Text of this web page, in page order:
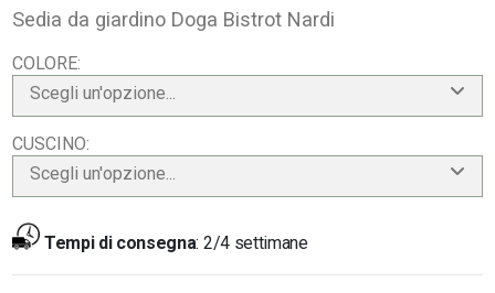
Sedia da giardino Doga Bistrot Nardi
COLORE
Scegli un'opzione...
CUSCINO
Scegli un'opzione...
Tempi di consegna: 2/4 settimane